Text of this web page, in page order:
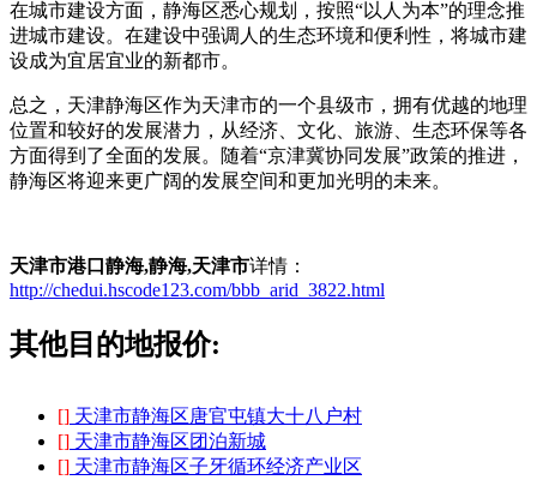
在城市建设方面，静海区悉心规划，按照“以人为本”的理念推
进城市建设。在建设中强调人的生态环境和便利性，将城市建
设成为宜居宜业的新都市。
总之，天津静海区作为天津市的一个县级市，拥有优越的地理
位置和较好的发展潜力，从经济、文化、旅游、生态环保等各
方面得到了全面的发展。随着“京津冀协同发展”政策的推进，
静海区将迎来更广阔的发展空间和更加光明的未来。
天津市港口静海,静海,天津市详情：
http://chedui.hscode123.com/bbb_arid_3822.html
其他目的地报价:
[] 天津市静海区唐官屯镇大十八户村
[] 天津市静海区团泊新城
[] 天津市静海区子牙循环经济产业区